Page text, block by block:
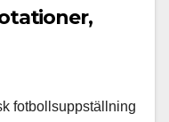
fotbollsuppställning